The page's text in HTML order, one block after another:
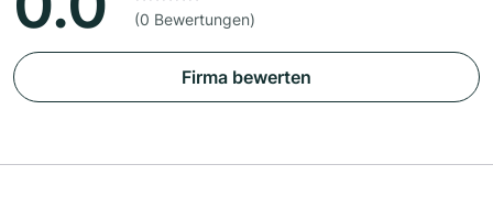
(0 Bewertungen)
Firma bewerten